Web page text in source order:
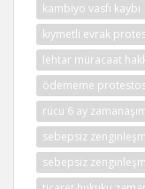
kambiyo vasfı kaybı
kıymetli evrak
lehtar müracaat
ödememe
rücu 6 ay
sebepsiz
sebepsiz